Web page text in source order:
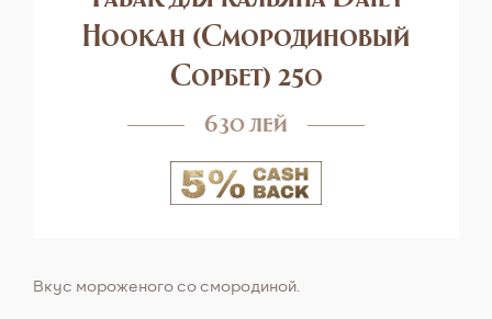
Hookah (Смородиновый
Cорбет) 250
630 лей
Вкус мороженого со смородиной.